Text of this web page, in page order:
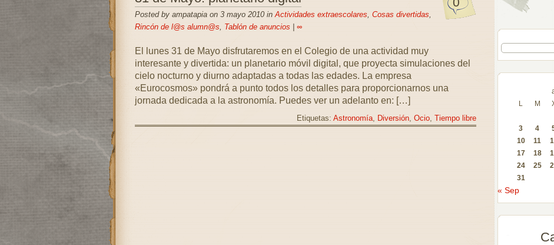
Posted by ampatapia on 3 mayo 2010 inActividades extraescolares, Cosas divertidas,
Rincón de l@s alumn@s, Tablón de anuncios ∞
El lunes 31 de Mayo disfrutaremos en el Colegio de una actividad muy
interesante y divertida: un planetario móvil digital, que proyecta simulaciones del
cielo nocturno y diurno adaptadas a todas las edades. La empresa
«Eurocosmos» pondrá a punto todos los detalles para proporcionarnos una
jornada dedicada a la astronomía. Puedes ver un adelanto en: […]
Etiquetas: Astronomía, Diversión, Ocio, Tiempo libre
L
M
3
4
10
11
17
18
24
25
31
« Sep